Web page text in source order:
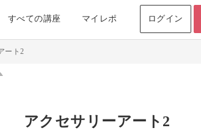
すべての講座 マイレポ ログイン
ート2
アクセサリーアート2